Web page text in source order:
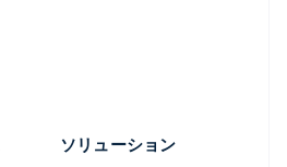
ソリューション